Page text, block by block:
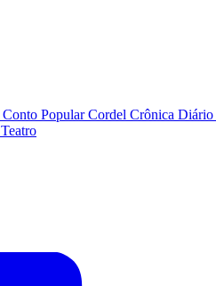
Conto PopularCordel Crônica Diário
Teatro